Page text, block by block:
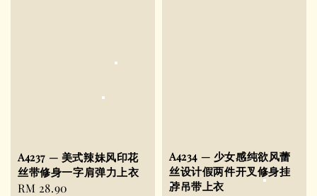
A4237 — 美式辣妹风印花
丝带修身一字肩弹力上衣
Regular
RM 28.90
A4234 — 少女感纯欲风蕾
丝设计假两件开叉修身挂
脖吊带上衣